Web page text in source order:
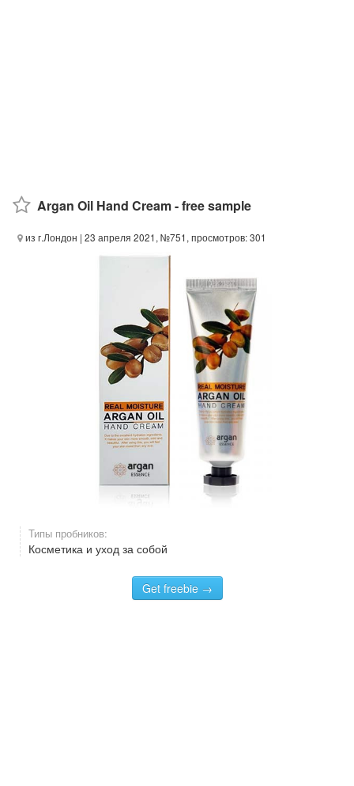
Argan Oil Hand Cream - free sample
из г.Лондон | 23 апреля 2021, №751, просмотров: 301
Типы пробников:
Косметика и уход за собой
Get freebie →